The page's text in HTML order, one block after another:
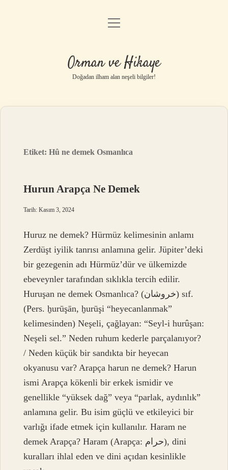
Anasayfa
Yasal Uyarı
menüyü
Orman ve Hikaye
Doğadan ilham alan neşeli bilgiler!
Etiket:Hû ne demek Osmanlıca
Hurun Arapça Ne Demek
Tarih: Kasım 3, 2024
Huruz ne demek? Hürmüz kelimesinin anlamı
Zerdüşt iyilik tanrısı anlamına gelir. Jüpiter’deki
bir gezegenin adı Hürmüz’dür ve ülkemizde
ebeveynler tarafından sıklıkla tercih edilir.
Huruşan ne demek Osmanlıca? (ﺧﺮﻭﺷﺎﻥ) sıf.
(Pers. ḫurūşān, ḫurūşі “heyecanlanmak”
kelimesinden) Neşeli, çağlayan: “Seyl-i hurûşan:
Neşeli sel.” Neden ruhum kederle parçalanıyor?
/ Neden küçük bir sandıkta bir heyecan
okyanusu var? Arapça harun ne demek? Harun
ismi Arapça kökenli bir erkek ismidir ve
genellikle “yüksek dağ” veya “parlak, aydınlık”
anlamına gelir. Bu isim güçlü ve etkileyici bir
varlığı ifade etmek için kullanılır. Haram ne
demek Arapça? Haram (Arapça: حرام), dini
kuralları ihlal eden ve dini açıdan kesinlikle